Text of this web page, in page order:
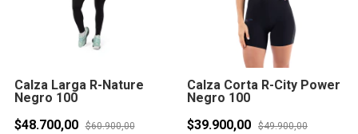
Calza Larga R-Nature
Negro 100
$48.700,00
$60.900,00
Calza Corta R-City Power
Negro 100
$39.900,00
$49.900,00